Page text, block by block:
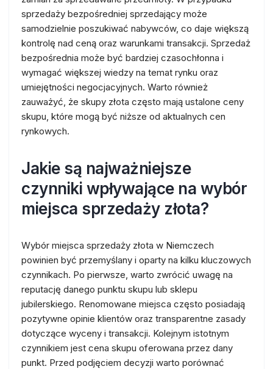
sprzedaży bezpośredniej sprzedający może
samodzielnie poszukiwać nabywców, co daje większą
kontrolę nad ceną oraz warunkami transakcji. Sprzedaż
bezpośrednia może być bardziej czasochłonna i
wymagać większej wiedzy na temat rynku oraz
umiejętności negocjacyjnych. Warto również
zauważyć, że skupy złota często mają ustalone ceny
skupu, które mogą być niższe od aktualnych cen
rynkowych.
Jakie są najważniejsze
czynniki wpływające na wybór
miejsca sprzedaży złota?
Wybór miejsca sprzedaży złota w Niemczech
powinien być przemyślany i oparty na kilku kluczowych
czynnikach. Po pierwsze, warto zwrócić uwagę na
reputację danego punktu skupu lub sklepu
jubilerskiego. Renomowane miejsca często posiadają
pozytywne opinie klientów oraz transparentne zasady
dotyczące wyceny i transakcji. Kolejnym istotnym
czynnikiem jest cena skupu oferowana przez dany
punkt. Przed podjęciem decyzji warto porównać